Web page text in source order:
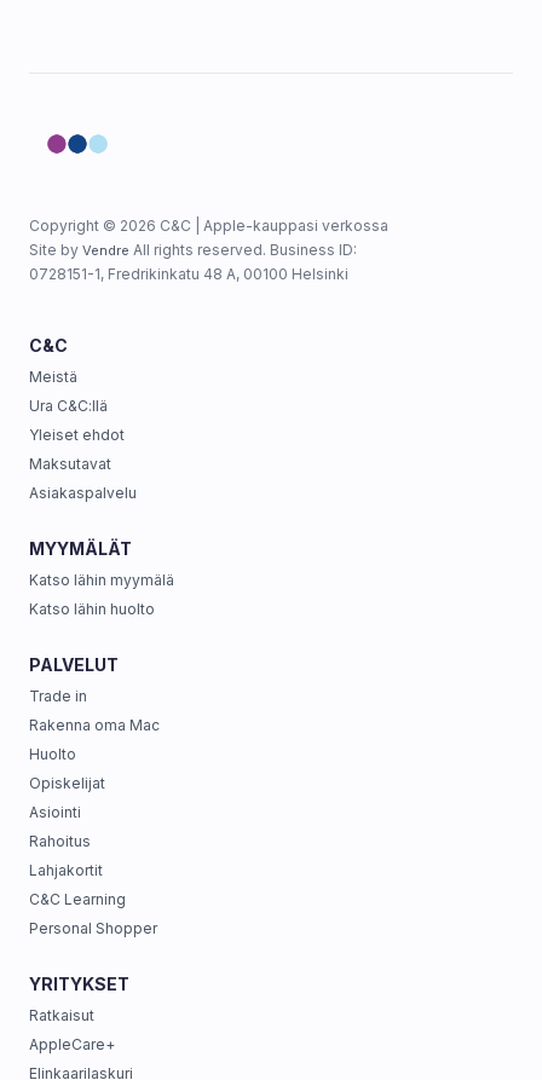
Copyright © 2026 C&C | Apple-kauppasi verkossa
Site by Vendre All rights reserved. Business ID:
0728151-1, Fredrikinkatu 48 A, 00100 Helsinki
C&C
Meistä
Ura C&C:llä
Yleiset ehdot
Maksutavat
Asiakaspalvelu
MYYMÄLÄT
Katso lähin myymälä
Katso lähin huolto
PALVELUT
Trade in
Rakenna oma Mac
Huolto
Opiskelijat
Asiointi
Rahoitus
Lahjakortit
C&C Learning
Personal Shopper
YRITYKSET
Ratkaisut
AppleCare+
Elinkaarilaskuri